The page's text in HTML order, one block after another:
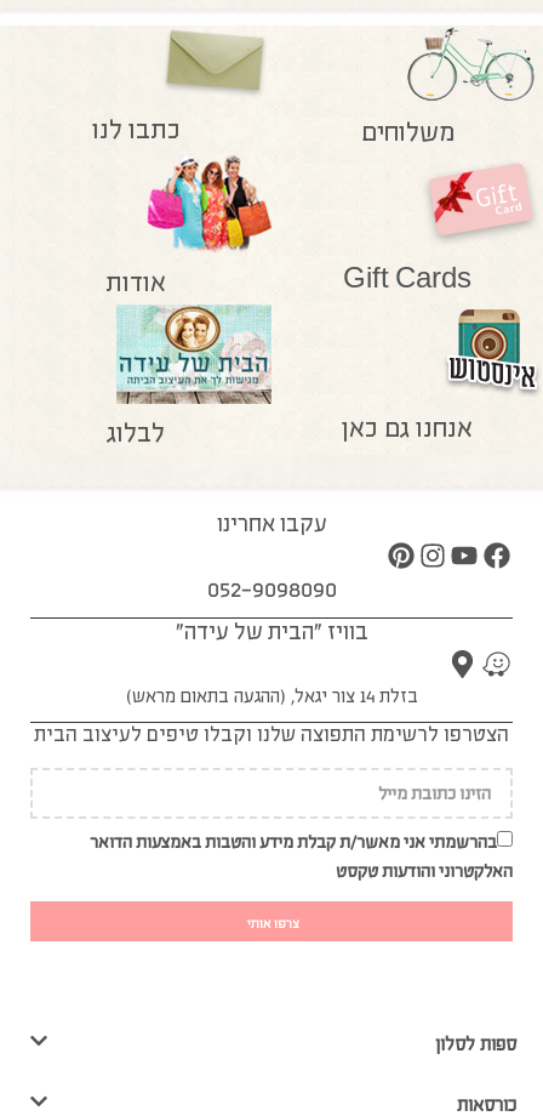
משלוחים כתבו לנו
Gift Cards אודות
אנחנו גם כאן לבלוג
עקבו אחרינו
052-9098090
בוויז "הבית של עידה"
בזלת 14 צור יגאל, (ההגעה בתאום מראש)
הצטרפו לרשימת התפוצה שלנו וקבלו טיפים לעיצוב הבית
בהרשמתי אני מאשר/ת קבלת מידע והטבות באמצעות הדואר
האלקטרוני והודעות טקסט
צרפו אותי
ספות לסלון
כורסאות